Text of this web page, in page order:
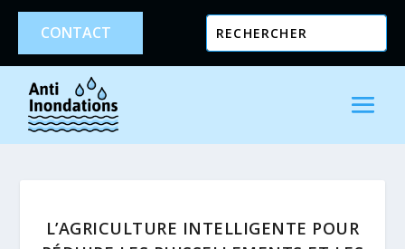
CONTACT
L’AGRICULTURE INTELLIGENTE POUR